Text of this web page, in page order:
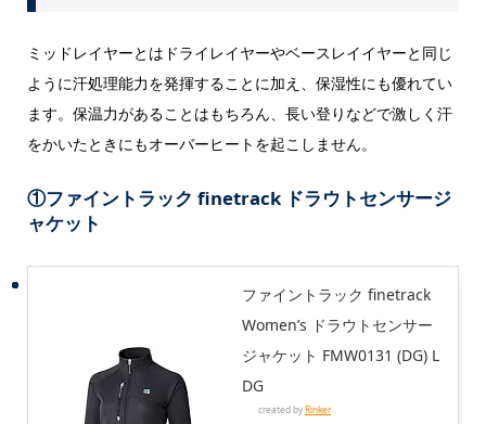
ミッドレイヤーとはドライレイヤーやベースレイイヤーと同じ
ように汗処理能力を発揮することに加え、保湿性にも優れてい
ます。保温力があることはもちろん、長い登りなどで激しく汗
をかいたときにもオーバーヒートを起こしません。
①ファイントラック finetrack ドラウトセンサージ
ャケット
ファイントラック finetrack
Women’s ドラウトセンサー
ジャケット FMW0131 (DG) L
DG
created byRinker